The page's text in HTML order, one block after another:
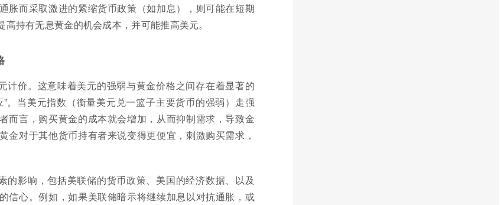
胀而采取激进的紧缩货币政策（如加息），则可能在短期
持有无息黄金的机会成本，并可能推高美元。
计价。这意味着美元的强弱与黄金价格之间存在着显著的
。当美元指数（衡量美元兑一篮子主要货币的强弱）走强
而言，购买黄金的成本就会增加，从而抑制需求，导致金
金对于其他货币持有者来说变得更便宜，刺激购买需求，
的影响，包括美联储的货币政策、美国的经济数据、以及
信心。例如，如果美联储暗示将继续加息以对抗通胀，或